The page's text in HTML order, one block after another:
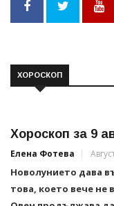
ХОРОСКОП
Хороскоп за 9
Елена Фотева
Новолунието дава
това, което вече не